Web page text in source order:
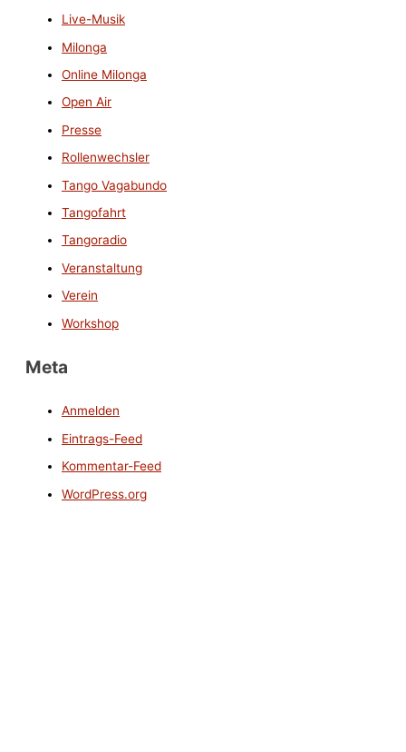
Live-Musik
Milonga
Online Milonga
Open Air
Presse
Rollenwechsler
Tango Vagabundo
Tangofahrt
Tangoradio
Veranstaltung
Verein
Workshop
Meta
Anmelden
Eintrags-Feed
Kommentar-Feed
WordPress.org